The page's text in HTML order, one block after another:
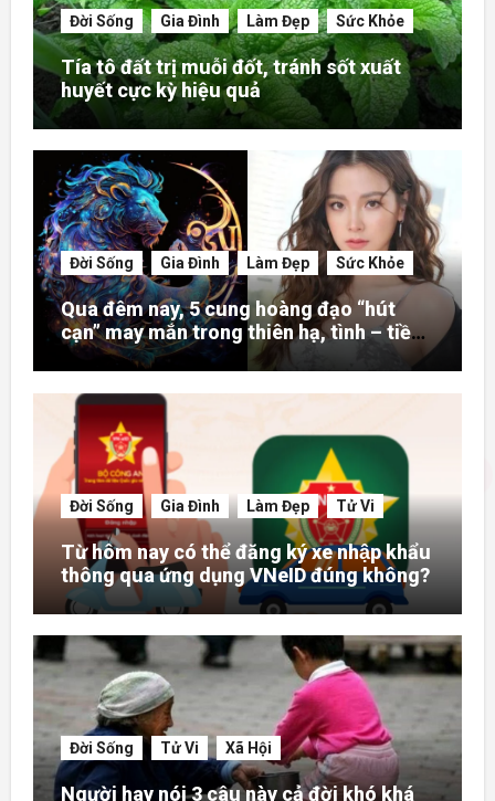
Đời Sống Gia Đình Làm Đẹp Sức Khỏe
Tía tô đất trị muỗi đốt, tránh sốt xuất
huyết cực kỳ hiệu quả
Đời Sống Gia Đình Làm Đẹp Sức Khỏe
Qua đêm nay, 5 cung hoàng đạo “hút
cạn” may mắn trong thiên hạ, tình – tiền
– danh rực rỡ hơn người
Đời Sống Gia Đình Làm Đẹp Tử Vi
Từ hôm nay có thể đăng ký xe nhập khẩu
thông qua ứng dụng VNeID đúng không?
Đời Sống Tử Vi Xã Hội
Người hay nói 3 câu này cả đời khó khá